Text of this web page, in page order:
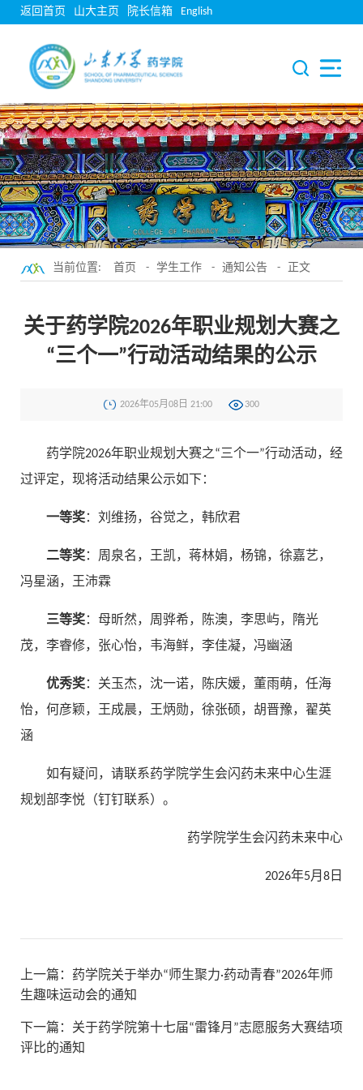
返回首页 山大主页 院长信箱 English
当前位置: 首页 - 学生工作 - 通知公告 - 正文
关于药学院2026年职业规划大赛之
“三个一”行动活动结果的公示
2026年05月08日 21:00 300
药学院2026年职业规划大赛之“三个一”行动活动，经
过评定，现将活动结果公示如下：
一等奖：刘维扬，谷觉之，韩欣君
二等奖：周泉名，王凯，蒋林娟，杨锦，徐嘉艺，
冯星涵，王沛霖
三等奖：母昕然，周骅希，陈澳，李思屿，隋光
茂，李睿修，张心怡，韦海鲜，李佳凝，冯幽涵
优秀奖：关玉杰，沈一诺，陈庆媛，董雨萌，任海
怡，何彦颖，王成晨，王炳勋，徐张硕，胡晋豫，翟英
涵
如有疑问，请联系药学院学生会闪药未来中心生涯
规划部李悦（钉钉联系）。
药学院学生会闪药未来中心
2026年5月8日
上一篇： 药学院关于举办“师生聚力·药动青春”2026年师
生趣味运动会的通知
下一篇： 关于药学院第十七届“雷锋月”志愿服务大赛结项
评比的通知